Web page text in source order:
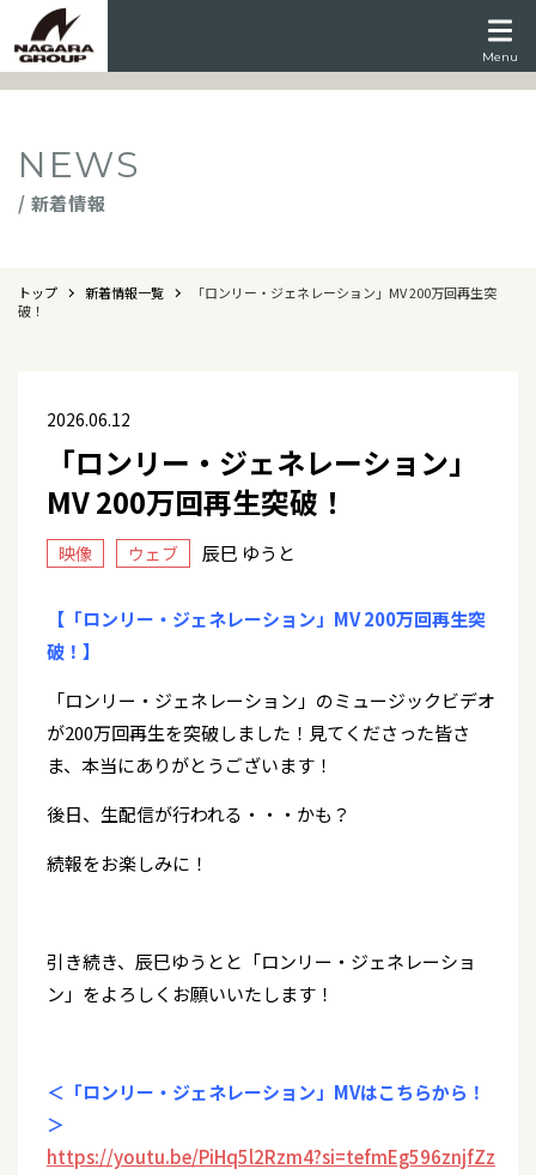
Menu
NEWS
/ 新着情報
トップ 新着情報一覧
「ロンリー・ジェネレーション」MV 200万回再生突
破！
2026.06.12
「ロンリー・ジェネレーション」
MV 200万回再生突破！
映像 ウェブ 辰巳 ゆうと
【「ロンリー・ジェネレーション」MV 200万回再生突
破！】
「ロンリー・ジェネレーション」のミュージックビデオ
が200万回再生を突破しました！見てくださった皆さ
ま、本当にありがとうございます！
後日、生配信が行われる・・・かも？
続報をお楽しみに！
引き続き、辰巳ゆうとと「ロンリー・ジェネレーショ
ン」をよろしくお願いいたします！
＜「ロンリー・ジェネレーション」MVはこちらから！
＞
https://youtu.be/PiHq5l2Rzm4?si=tefmEg596znjfZz